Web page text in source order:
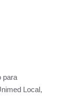
para
Local,